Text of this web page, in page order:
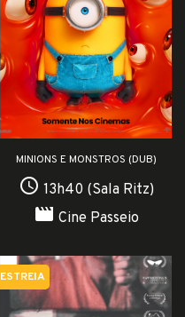
MINIONS E MONSTROS (DUB)
access_time 13h40 (Sala Ritz)
movie Cine Passeio
ESTREIA